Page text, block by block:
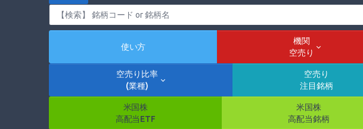
使い方
機関
空売り
空売り比率
(業種)
空売り
注目銘柄
米国株
高配当ETF
米国株
高配当銘柄